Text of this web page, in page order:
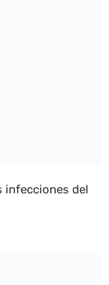
infecciones del